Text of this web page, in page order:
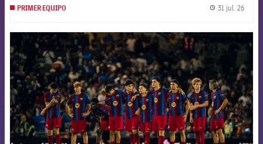
PRIMER EQUIPO 31 jul. 26
FCB Barcelona badge